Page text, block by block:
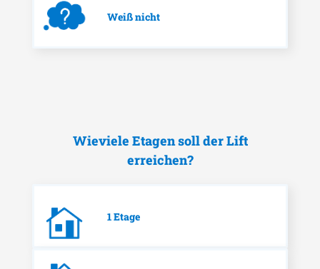
Weiß nicht
Wieviele Etagen soll der Lift
erreichen?
1 Etage